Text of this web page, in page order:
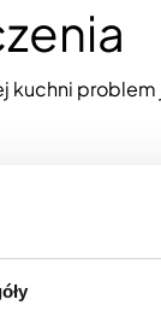
kuchni
detal:
głębię
będą bardzo
przełamanie